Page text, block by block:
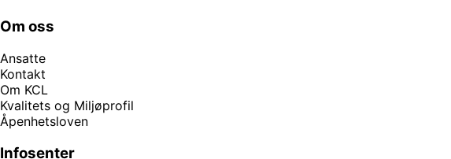
Om oss
Ansatte
Kontakt
Om KCL
Kvalitets og Miljøprofil
Åpenhetsloven
Infosenter